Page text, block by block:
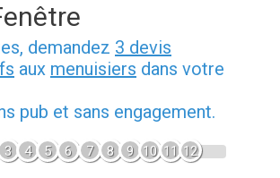
demandez 3 devis
aux menuisiers dans votre
pub et sans engagement.
3 4 5 6 7 8 9 10 11 12